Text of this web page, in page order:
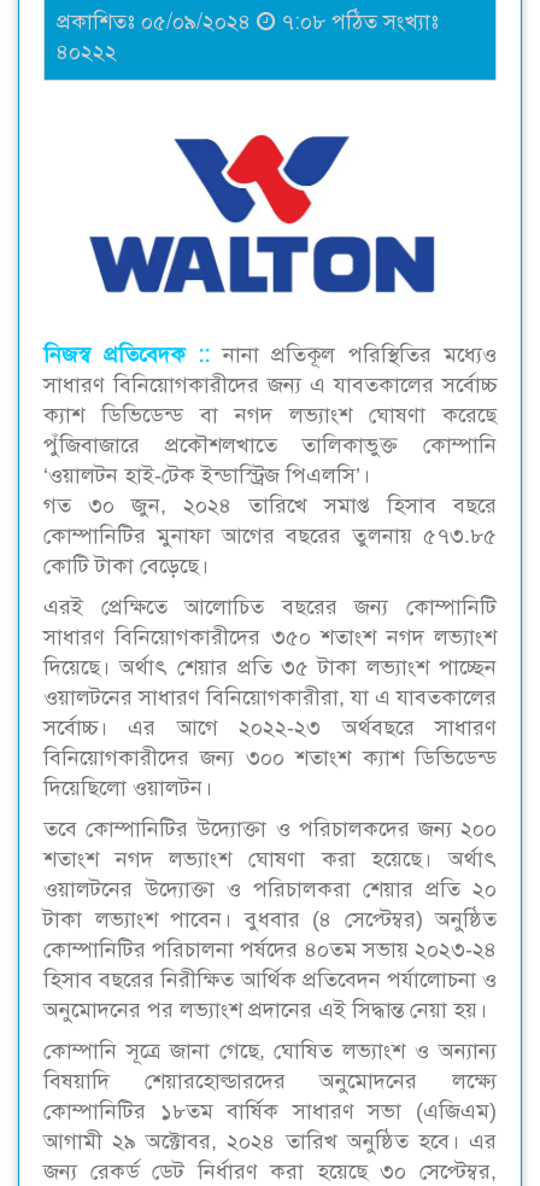
প্রকাশিতঃ ০৫/০৯/২০২৪
৭:০৮ পঠিত সংখ্যাঃ
৪০২২২
নিজস্ব প্রতিবেদক ::‌ নানা প্রতিকূল পরিস্থিতির মধ্যেও
সাধারণ বিনিয়োগকারীদের জন্য এ যাবতকালের সর্বোচ্চ
ক্যাশ ডিভিডেন্ড বা নগদ লভ্যাংশ ঘোষণা করেছে
পুঁজিবাজারে প্রকৌশলখাতে তালিকাভুক্ত কোম্পানি
‘ওয়ালটন হাই-টেক ইন্ডাস্ট্রিজ পিএলসি’।
গত ৩০ জুন, ২০২৪ তারিখে সমাপ্ত হিসাব বছরে
কোম্পানিটির মুনাফা আগের বছরের তুলনায় ৫৭৩.৮৫
কোটি টাকা বেড়েছে।
এরই প্রেক্ষিতে আলোচিত বছরের জন্য কোম্পানিটি
সাধারণ বিনিয়োগকারীদের ৩৫০ শতাংশ নগদ লভ্যাংশ
দিয়েছে। অর্থাৎ শেয়ার প্রতি ৩৫ টাকা লভ্যাংশ পাচ্ছেন
ওয়ালটনের সাধারণ বিনিয়োগকারীরা, যা এ যাবতকালের
সর্বোচ্চ। এর আগে ২০২২-২৩ অর্থবছরে সাধারণ
বিনিয়োগকারীদের জন্য ৩০০ শতাংশ ক্যাশ ডিভিডেন্ড
দিয়েছিলো ওয়ালটন।
তবে কোম্পানিটির উদ্যোক্তা ও পরিচালকদের জন্য ২০০
শতাংশ নগদ লভ্যাংশ ঘোষণা করা হয়েছে। অর্থাৎ
ওয়ালটনের উদ্যোক্তা ও পরিচালকরা শেয়ার প্রতি ২০
টাকা লভ্যাংশ পাবেন। বুধবার (৪ সেপ্টেম্বর) অনুষ্ঠিত
কোম্পানিটির পরিচালনা পর্ষদের ৪০তম সভায় ২০২৩-২৪
হিসাব বছরের নিরীক্ষিত আর্থিক প্রতিবেদন পর্যালোচনা ও
অনুমোদনের পর লভ্যাংশ প্রদানের এই সিদ্ধান্ত নেয়া হয়।
কোম্পানি সূত্রে জানা গেছে, ঘোষিত লভ্যাংশ ও অন্যান্য
বিষয়াদি শেয়ারহোল্ডারদের অনুমোদনের লক্ষ্যে
কোম্পানিটির ১৮তম বার্ষিক সাধারণ সভা (এজিএম)
আগামী ২৯ অক্টোবর, ২০২৪ তারিখ অনুষ্ঠিত হবে। এর
জন্য রেকর্ড ডেট নির্ধারণ করা হয়েছে ৩০ সেপ্টেম্বর,